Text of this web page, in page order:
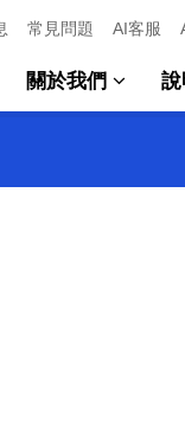
常見問題 AI客服
關於我們